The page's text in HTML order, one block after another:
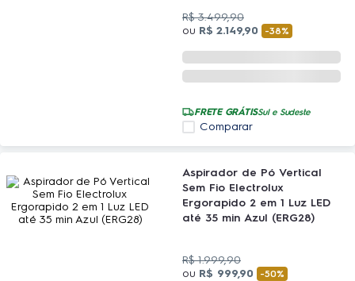
R$ 3.499,90
ou R$ 2.149,90 -38%
FRETE GRÁTISSul e Sudeste
Comparar
Aspirador de Pó Vertical
Sem Fio Electrolux
Ergorapido 2 em 1 Luz LED
até 35 min Azul (ERG28)
R$ 1.999,90
ou R$ 999,90 -50%